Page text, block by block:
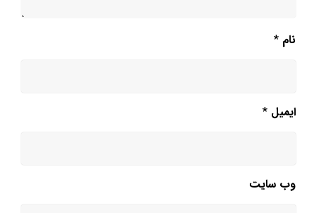
نام *
ایمیل *
وب‌ سایت